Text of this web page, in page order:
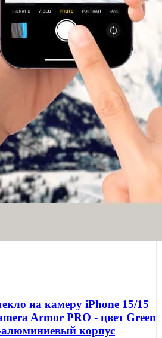
на камеру iPhone 15/15
Armor PRO - цвет Green
корпус